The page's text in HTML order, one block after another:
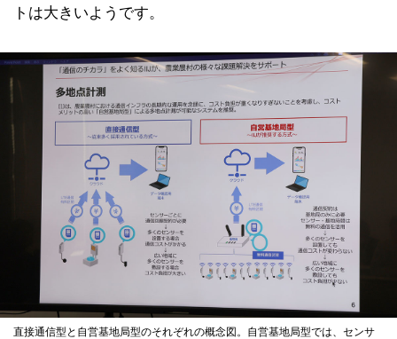
トは大きいようです。
直接通信型と自営基地局型のそれぞれの概念図。自営基地局型では、センサ